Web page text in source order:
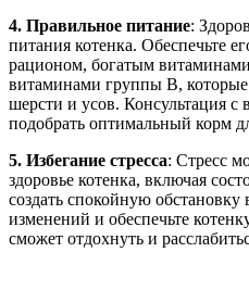
4. Правильное питание:
питания котенка. Обеспечьте
рационом, богатым
витаминами группы B,
шерсти и усов. Консультация с
подобрать оптимальный корм
5. Избегание стресса: Стресс
здоровье котенка, включая
создать спокойную обстановку
изменений и обеспечьте
сможет отдохнуть и